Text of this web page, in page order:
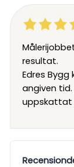
resultat.
Edres
angiven
uppskattat